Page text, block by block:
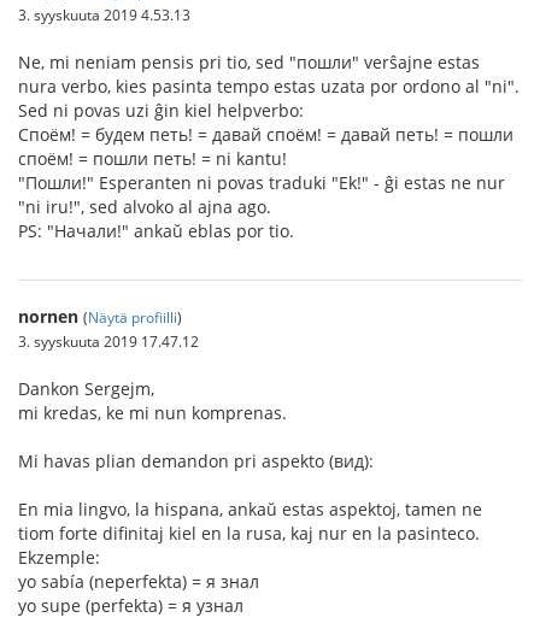
3. syyskuuta 2019 4.53.13
Ne, mi neniam pensis pri tio, sed "пошли" verŝajne estas
nura verbo, kies pasinta tempo estas uzata por ordono al "ni".
Sed ni povas uzi ĝin kiel helpverbo:
Споём! = будем петь! = давай споём! = давай петь! = пошли
споём! = пошли петь! = ni kantu!
"Пошли!" Esperanten ni povas traduki "Ek!" - ĝi estas ne nur
"ni iru!", sed alvoko al ajna ago.
PS: "Начали!" ankaŭ eblas por tio.
nornen (Näytä profiilli)
3. syyskuuta 2019 17.47.12
Dankon Sergejm,
mi kredas, ke mi nun komprenas.
Mi havas plian demandon pri aspekto (вид):
En mia lingvo, la hispana, ankaŭ estas aspektoj, tamen ne
tiom forte difinitaj kiel en la rusa, kaj nur en la pasinteco.
Ekzemple:
yo sabía (neperfekta) = я знал
yo supe (perfekta) = я узнал